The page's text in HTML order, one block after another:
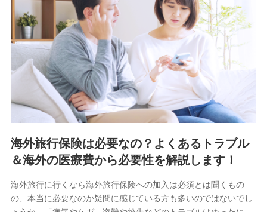
海外旅行保険は必要なの？よくあるトラブル
＆海外の医療費から必要性を解説します！
海外旅行に行くなら海外旅行保険への加入は必須とは聞くもの
の、本当に必要なのか疑問に感じている方も多いのではないでし